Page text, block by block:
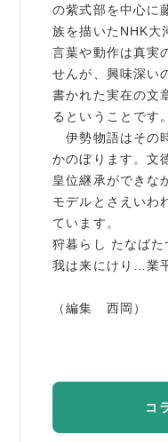
の紫式部を中心に
族を描いたNHK大
言葉や動作は真実
せんが、興味深い
書かれた実在の文
るということです。
伊勢物語はその
かのぼります。文
皇位継承ができな
モデルとさえいわ
ています。
狩暮らし たなば
我は来にけり…業
（編集 西岡）
コ